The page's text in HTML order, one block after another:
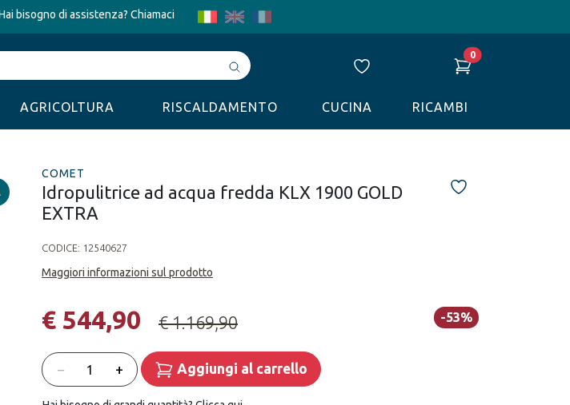
bisogno di assistenza? Chiamaci
Avvia
ricerca
0
AGRICOLTURA RISCALDAMENTO CUCINA RICAMBI
COMET
Idropulitrice ad acqua fredda KLX 1900 GOLD
EXTRA
CODICE: 12540627
Maggiori informazioni sul prodotto
-53%
€ 544,90 € 1.169,90
Quantità
− + Aggiungi al carrello